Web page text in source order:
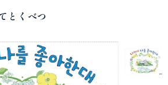
とくべつ